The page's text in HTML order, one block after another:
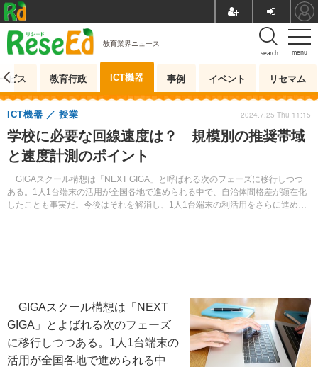
menu
search
教育業界ニュース
ビス 教育行政 ICT機器 事例 イベント リセマム
学校に必要な回線速度は？ 規模別の推奨帯域
と速度計測のポイント
GIGAスクール構想は「NEXT GIGA」と呼ばれる次のフェーズに移行しつつ
ある。1人1台端末の活用が全国各地で進められる中で、自治体間格差が顕在化
したことも事実だ。今後はそれを解消し、1人1台端末の利活用をさらに進めて
ICT機器 授業 2024.7.25 Thu 11:15
GIGAスクール構想は「NEXT
GIGA」とよばれる次のフェーズ
に移行しつつある。1人1台端末の
活用が全国各地で進められる中